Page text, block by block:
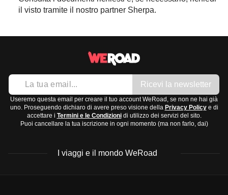
il visto tramite il nostro partner Sherpa.
Ricevi la newsletter
Useremo questa email per creare il tuo account WeRoad, se non ne hai già
uno. Proseguendo dichiaro di avere preso visione della Privacy Policye di
accettare i Termini e le Condizionidi utilizzo dei servizi del sito.
Puoi cancellare la tua iscrizione in ogni momento (ma non farlo, dai)
I viaggi e il mondo WeRoad